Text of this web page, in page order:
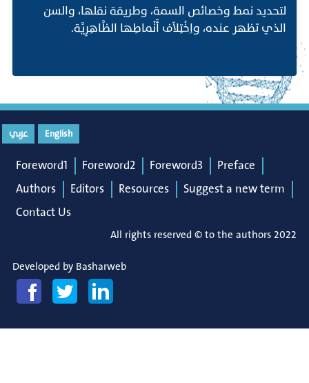
لتحديد نمط وخصائص السمة، وطريقة نقلها، والسن
الذي تظهر عنده، واِخْتِلاَف أَنْماطِها الظَّاهِرِيَّة.
English عربي
Foreword1 Foreword2 Foreword3
Preface
Authors
Editors Resources
Suggest a new term
Contact Us
All rights reserved © to the authors 2022
Developed by Basharweb